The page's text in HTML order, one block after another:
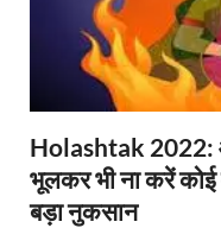
Holashtak 2022:
भूलकर भी ना करें
बड़ा नुकसान